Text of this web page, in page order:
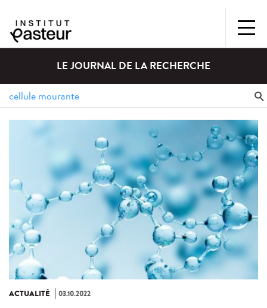
LE JOURNAL DE LA RECHERCHE
ACTUALITÉ 03.10.2022